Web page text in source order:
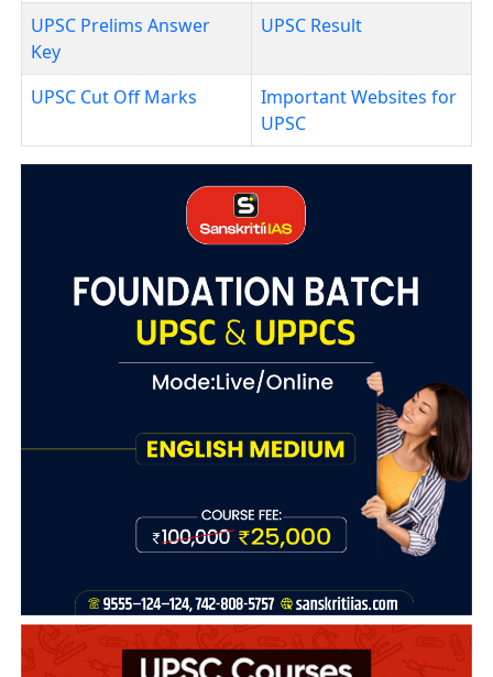
UPSC Prelims Answer
Key
UPSC Result
UPSC Cut Off Marks
Important Websites for
UPSC